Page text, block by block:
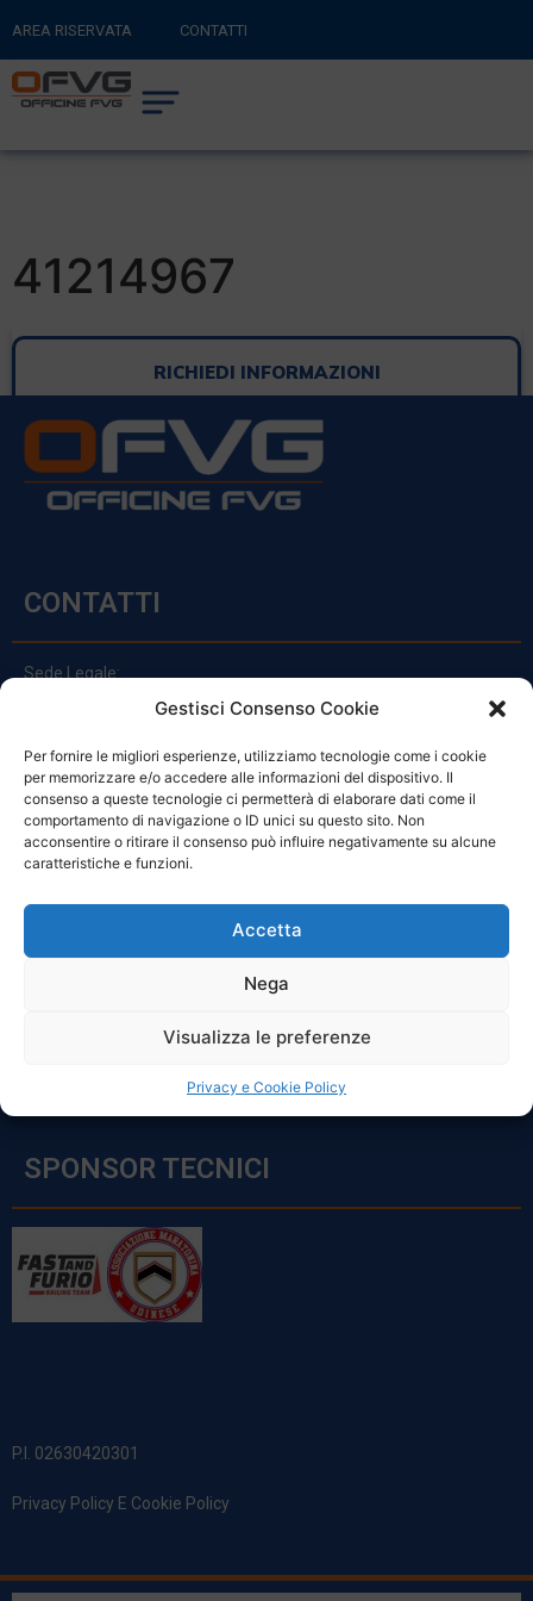
Gestisci Consenso Cookie
Per fornire le migliori esperienze, utilizziamo tecnologie come i cookie
per memorizzare e/o accedere alle informazioni del dispositivo. Il
consenso a queste tecnologie ci permetterà di elaborare dati come il
comportamento di navigazione o ID unici su questo sito. Non
acconsentire o ritirare il consenso può influire negativamente su alcune
caratteristiche e funzioni.
Accetta
Nega
Visualizza le preferenze
Privacy e Cookie Policy
AREA RISERVATA CONTATTI
RITORNA AL SITO PRINCIPALE
CARRELLO
41214967
RICHIEDI INFORMAZIONI
CONTATTI
Sede Legale:
Via Principe Di Udine 144
clienti@officinefvg.it
info@officinefvg.it
posta@officinefvgpec.It
ORARI
Sabato: 8:00 – 12:00
SPONSOR TECNICI
P.I. 02630420301
Privacy Policy E Cookie Policy